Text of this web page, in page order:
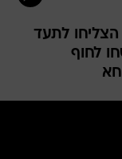
הצליחו לתעד
ששחו לחוף